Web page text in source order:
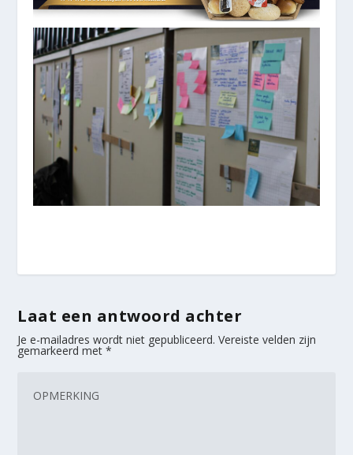
Laat een antwoord achter
Je e-mailadres wordt niet gepubliceerd. Vereiste velden zijn
gemarkeerd met*